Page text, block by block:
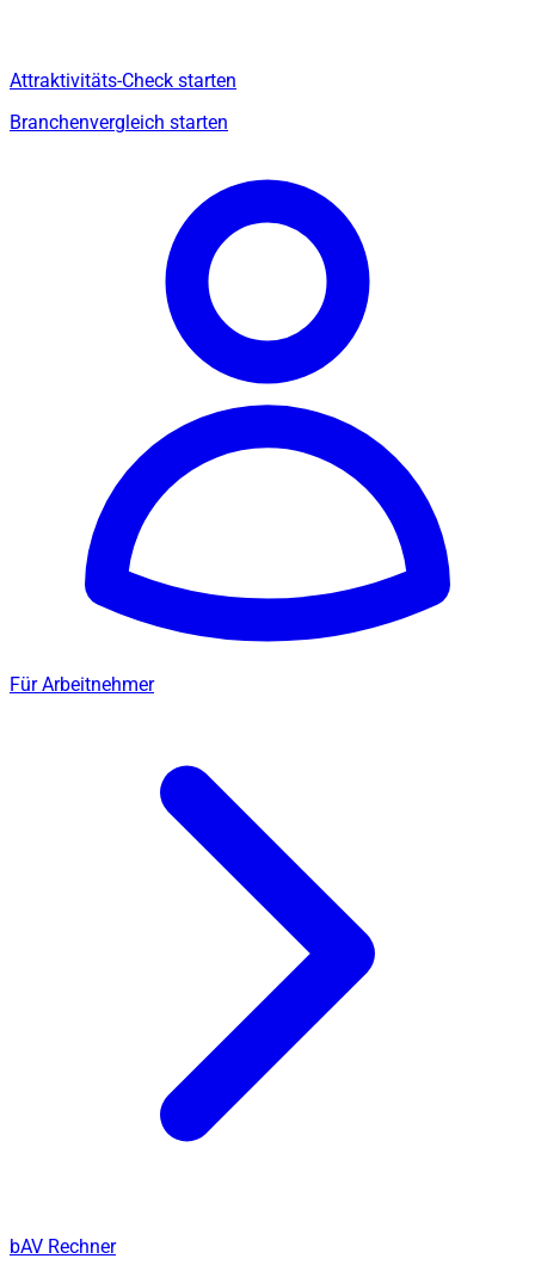
Attraktivitäts-Check starten
Branchenvergleich starten
Für Arbeitnehmer
bAV Rechner